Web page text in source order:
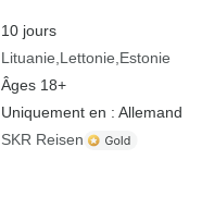
10 jours
Lituanie Lettonie Estonie
Âges 18+
Uniquement en : Allemand
SKR Reisen